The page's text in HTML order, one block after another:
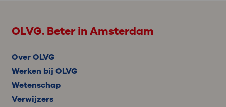
OLVG. Beter in Amsterdam
Over OLVG
Werken bij OLVG
Wetenschap
Verwijzers